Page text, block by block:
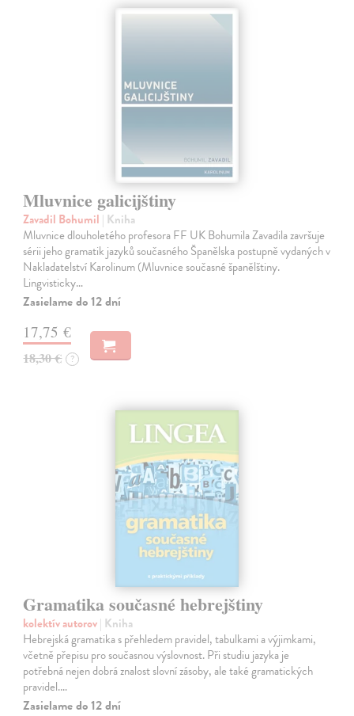
Mluvnice galicijštiny
Zavadil Bohumil | Kniha
Mluvnice dlouholetého profesora FF UK Bohumila Zavadila završuje
sérii jeho gramatik jazyků současného Španělska postupně vydaných v
Nakladatelství Karolinum (Mluvnice současné španělštiny.
Lingvisticky…
Zasielame do 12 dní
17,75 €
18,30 € ?
Gramatika současné hebrejštiny
kolektív autorov| Kniha
Hebrejská gramatika s přehledem pravidel, tabulkami a výjimkami,
včetně přepisu pro současnou výslovnost. Při studiu jazyka je
potřebná nejen dobrá znalost slovní zásoby, ale také gramatických
pravidel.…
Zasielame do 12 dní